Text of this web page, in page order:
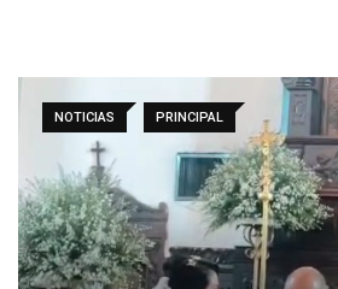
NOTICIAS PRINCIPAL